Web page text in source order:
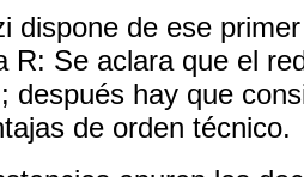
dispone de ese
R: Se aclara que el
después hay que
de orden técnico.